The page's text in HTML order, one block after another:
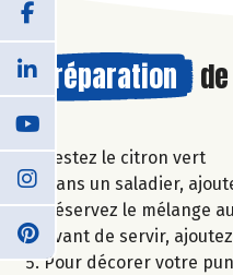
Préparation
Zestez le citron vert
Dans un saladier,
Réservez le mélange
Avant de servir,
Pour décorer votre